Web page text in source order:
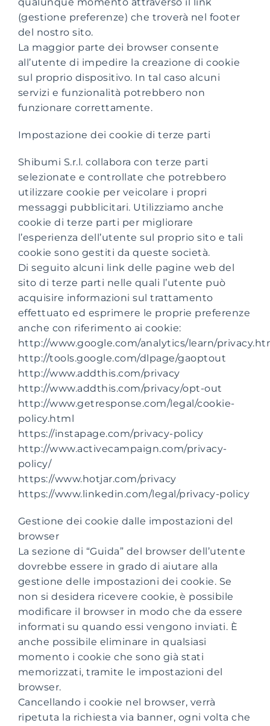
(gestione preferenze) che troverà nel footer
del nostro sito.
La maggior parte dei browser consente
all’utente di impedire la creazione di cookie
sul proprio dispositivo. In tal caso alcuni
servizi e funzionalità potrebbero non
funzionare correttamente.
Impostazione dei cookie di terze parti
Shibumi S.r.l. collabora con terze parti
selezionate e controllate che potrebbero
utilizzare cookie per veicolare i propri
messaggi pubblicitari. Utilizziamo anche
cookie di terze parti per migliorare
l’esperienza dell’utente sul proprio sito e tali
cookie sono gestiti da queste società.
Di seguito alcuni link delle pagine web del
sito di terze parti nelle quali l’utente può
acquisire informazioni sul trattamento
effettuato ed esprimere le proprie preferenze
anche con riferimento ai cookie:
http://www.google.com/analytics/learn/
http://tools.google.com/dlpage/gaoptout
http://www.addthis.com/privacy
http://www.addthis.com/privacy/opt-out
http://www.getresponse.com/legal/cookie-
policy.html
https://instapage.com/privacy-policy
http://www.activecampaign.com/privacy-
policy/
https://www.hotjar.com/privacy
https://www.linkedin.com/legal/privacy-policy
Gestione dei cookie dalle impostazioni del
browser
La sezione di “Guida” del browser dell’utente
dovrebbe essere in grado di aiutare alla
gestione delle impostazioni dei cookie. Se
non si desidera ricevere cookie, è possibile
modificare il browser in modo che da essere
informati su quando essi vengono inviati. È
anche possibile eliminare in qualsiasi
momento i cookie che sono già stati
memorizzati, tramite le impostazioni del
browser.
Cancellando i cookie nel browser, verrà
ripetuta la richiesta via banner, ogni volta che